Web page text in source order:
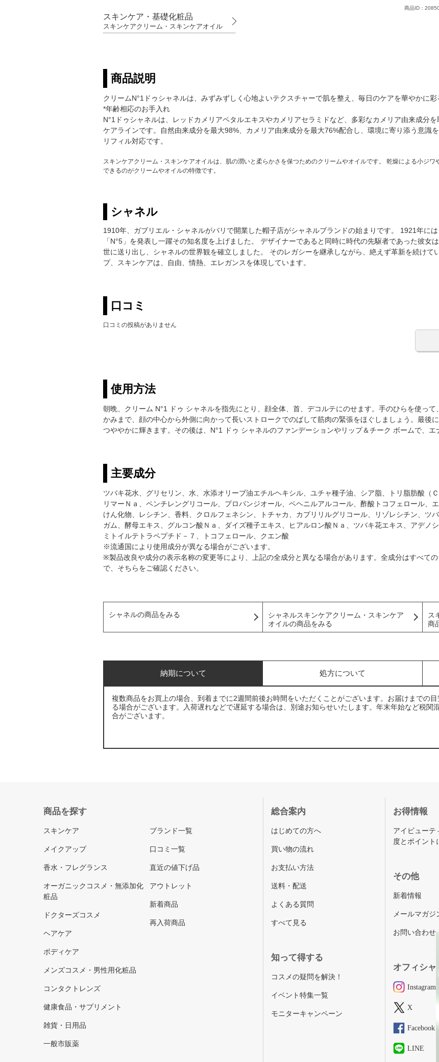
スキンケア・基礎化粧品
スキンケアクリーム・スキンケアオイル
商品ID：
商品説明
クリームN°1ドゥシャネルは、みずみずしく心地よいテクスチャーで肌を整え、毎日のケアを華やかに彩
*年齢相応のお手入れ
N°1ドゥシャネルは、レッドカメリアペタルエキスやカメリアセラミドなど、多彩なカメリア由来成分
ケアラインです。自然由来成分を最大98%、カメリア由来成分を最大76%配合し、環境に寄り添う意識
リフィル対応です。
スキンケアクリーム・スキンケアオイルは、肌の潤いと柔らかさを保つためのクリームやオイルです。 乾燥による小ジ
できるのがクリームやオイルの特徴です。
シャネル
1910年、ガブリエル・シャネルがパリで開業した帽子店がシャネルブランドの始まりです。 1921年に
「N°5」を発表し一躍その知名度を上げました。 デザイナーであると同時に時代の先駆者であった彼女
世に送り出し、シャネルの世界観を確立しました。 そのレガシーを継承しながら、絶えず革新を続けて
プ、スキンケアは、自由、情熱、エレガンスを体現しています。
口コミ
口コミの投稿がありません
使用方法
朝晩、クリーム N°1 ドゥ シャネルを指先にとり、顔全体、首、デコルテにのせます。手のひらを使っ
かみまで、顔の中心から外側に向かって長いストロークでのばして筋肉の緊張をほぐしましょう。最後
つややかに輝きます。その後は、N°1 ドゥ シャネルのファンデーションやリップ＆チーク ボームで、エ
主要成分
ツバキ花水、グリセリン、水、水添オリーブ油エチルヘキシル、ユチャ種子油、シア脂、トリ脂肪酸（
リマーＮａ、ペンチレングリコール、プロパンジオール、ベヘニルアルコール、酢酸トコフェロール、
けん化物、レシチン、香料、クロルフェネシン、トチャカ、カプリリルグリコール、リゾレシチン、ツ
ガム、酵母エキス、グルコン酸Ｎａ、ダイズ種子エキス、ヒアルロン酸Ｎａ、ツバキ花エキス、アデノ
ミトイルテトラペプチド－７、トコフェロール、クエン酸
※流通国により使用成分が異なる場合がございます。
※製品改良や成分の表示名称の変更等により、上記の全成分と異なる場合があります。全成分はすべて
で、そちらをご確認ください。
シャネルの商品をみる
シャネルスキンケアクリーム・スキンケア
オイルの商品をみる
ス
商
納期について 処方について
複数商品をお買上の場合、到着までに2週間前後お時間をいただくことがございます。お届けまでの
る場合がございます。入荷遅れなどで遅延する場合は、別途お知らせいたします。年末年始など税関
合がございます。
商品を探す
スキンケア
メイクアップ
香水・フレグランス
オーガニックコスメ・無添加化
粧品
ドクターズコスメ
ヘアケア
ボディケア
メンズコスメ・男性用化粧品
コンタクトレンズ
健康食品・サプリメント
雑貨・日用品
一般市販薬
ブランド一覧
口コミ一覧
直近の値下げ品
アウトレット
新着商品
再入荷商品
総合案内
はじめての方へ
買い物の流れ
お支払い方法
送料・配送
よくある質問
すべて見る
知って得する
コスメの疑問を解決！
イベント特集一覧
モニターキャンペーン
お得情報
アイビューテ
度とポイント
その他
新着情報
メールマガジ
お問い合わせ
オフィシャ
Instagram
X
Facebook
LINE